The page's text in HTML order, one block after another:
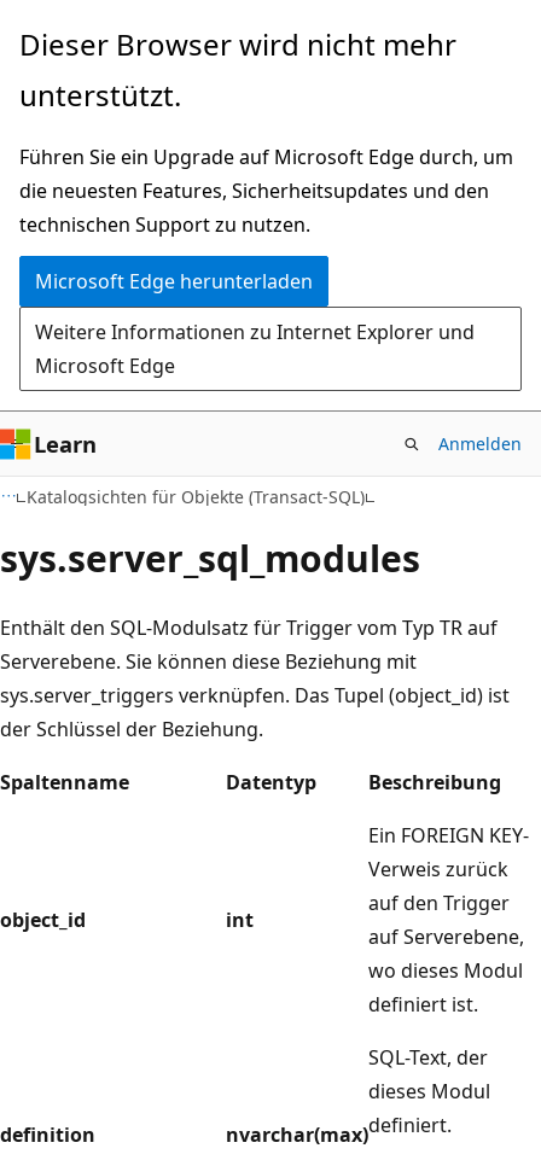
Zu
wechseln
Dieser Browser wird nicht mehr
unterstützt.
Führen Sie ein Upgrade auf Microsoft Edge durch, um
die neuesten Features, Sicherheitsupdates und den
technischen Support zu nutzen.
Microsoft Edge herunterladen
Weitere Informationen zu Internet Explorer und
Microsoft Edge
Learn Anmelden
Katalogsichten für Objekte (Transact-SQL)
sys.server_sql_modules
Enthält den SQL-Modulsatz für Trigger vom Typ TR auf
Serverebene. Sie können diese Beziehung mit
sys.server_triggers verknüpfen. Das Tupel (object_id) ist
der Schlüssel der Beziehung.
Spaltenname
Datentyp Beschreibung
object_id int
Ein FOREIGN KEY-
Verweis zurück
auf den Trigger
auf Serverebene,
wo dieses Modul
definiert ist.
definition nvarchar(max)
SQL-Text, der
dieses Modul
definiert.